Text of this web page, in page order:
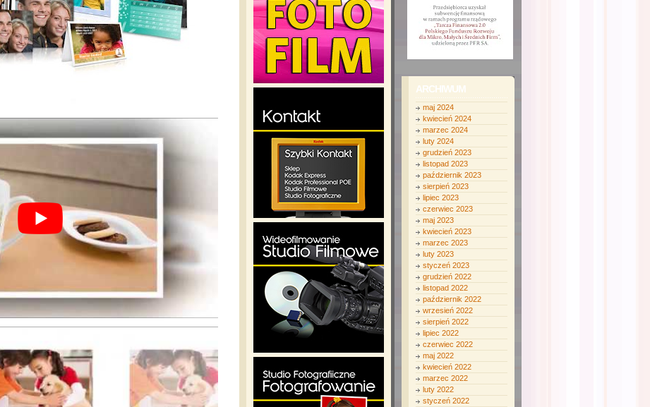
ARCHIWUM
maj 2024
kwiecień 2024
marzec 2024
luty 2024
grudzień 2023
listopad 2023
październik 2023
sierpień 2023
lipiec 2023
czerwiec 2023
maj 2023
kwiecień 2023
marzec 2023
luty 2023
styczeń 2023
grudzień 2022
listopad 2022
październik 2022
wrzesień 2022
sierpień 2022
lipiec 2022
czerwiec 2022
maj 2022
kwiecień 2022
marzec 2022
luty 2022
styczeń 2022